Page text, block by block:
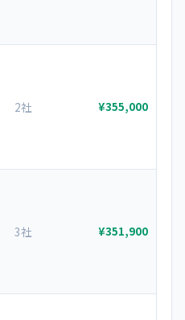
2社 ¥355,000
3社 ¥351,900